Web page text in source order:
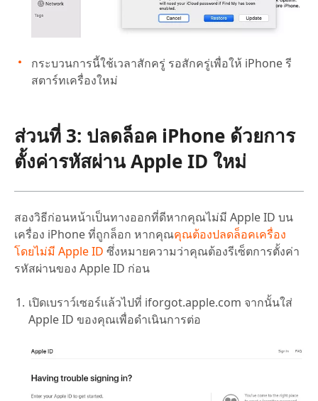
กระบวนการนี้ใช้เวลาสักครู่ รอสักครู่เพื่อให้ iPhone รี
สตาร์ทเครื่องใหม่
ส่วนที่ 3: ปลดล็อค iPhone ด้วยการ
ตั้งค่ารหัสผ่าน Apple ID ใหม่
สองวิธีก่อนหน้าเป็นทางออกที่ดีหากคุณไม่มี Apple ID บน
เครื่อง iPhone ที่ถูกล็อก หากคุณคุณต้องปลดล็อคเครื่อง
โดยไม่มี Apple ID ซึ่งหมายความว่าคุณต้องรีเซ็ตการตั้งค่า
รหัสผ่านของ Apple ID ก่อน
เปิดเบราว์เซอร์แล้วไปที่ iforgot.apple.com จากนั้นใส่
Apple ID ของคุณเพื่อดำเนินการต่อ